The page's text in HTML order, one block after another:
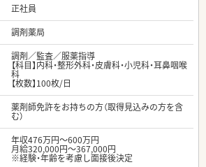
正社員
調剤薬局
調剤／監査／服薬指導
【科目】内科・整形外科・皮膚科・小児科・耳鼻咽喉
科
【枚数】100枚/日
薬剤師免許をお持ちの方（取得見込みの方を含
む）
年収476万円～600万円
月給320,000円～367,000円
※経験・年齢を考慮し面接後決定